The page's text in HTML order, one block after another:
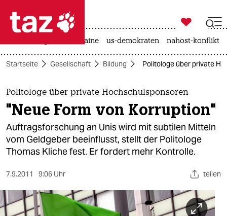
 taz zahl ich
taz zahl ich
themen
politik
öko
sport

taz zahl ich
krieg in der ukraine us-demokraten nahost-konflikt
Startseite Gesellschaft Bildung Politologe über private
Politologe über private Hochschulsponsoren
"Neue Form von Korruption"
Auftragsforschung an Unis wird mit subtilen Mitteln
vom Geldgeber beeinflusst, stellt der Politologe
Thomas Kliche fest. Er fordert mehr Kontrolle.
7.9.2011 9:06 Uhr teilen